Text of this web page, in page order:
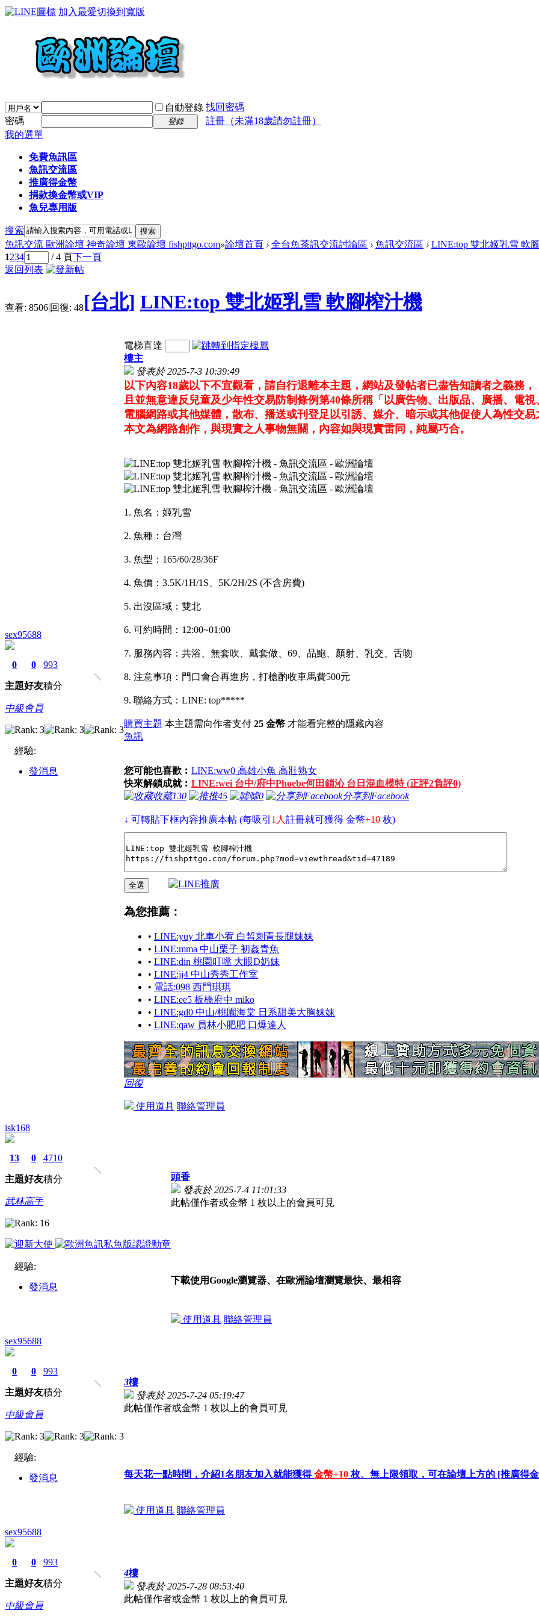
加入最愛切換到寬版
自動登錄 找回密碼
密碼
登錄
註冊（未滿18歲請勿註冊）
我的選單
免費魚訊區
魚訊交流區
推廣得金幣
捐款換金幣或VIP
魚兒專用版
搜索 搜索
魚訊交流 歐洲論壇 神奇論壇 東歐論壇 fishpttgo.com»論壇首頁 › 全台魚茶訊交流討論區 › 魚訊交流區 › LINE:top 雙北姬乳雪 軟
1234 / 4 頁下一頁
返回列表
查看: 8506|回復: 48[台北] LINE:top 雙北姬乳雪 軟腳榨汁機
sex95688
0
主題
0
好友
993
積分
中級會員
經驗:
發消息
電梯直達
樓主
發表於 2025-7-3 10:39:49
以下內容18歲以下不宜觀看，請自行退離本主題，網站及發帖者已盡告知讀者之義務，
且並無意違反兒童及少年性交易防制條例第40條所稱「以廣告物、出版品、廣播、電
電腦網路或其他媒體，散布、播送或刊登足以引誘、媒介、暗示或其他促使人為性交
本文為網路創作，與現實之人事物無關，內容如與現實雷同，純屬巧合。
1. 魚名：姬乳雪
2. 魚種：台灣
3. 魚型：165/60/28/36F
4. 魚價：3.5K/1H/1S、5K/2H/2S (不含房費)
5. 出沒區域：雙北
6. 可約時間：12:00~01:00
7. 服務內容：共浴、無套吹、戴套做、69、品鮑、顏射、乳交、舌吻
8. 注意事項：門口會合再進房，打槍酌收車馬費500元
9. 聯絡方式：LINE: top*****
購買主題 本主題需向作者支付 25 金幣 才能看完整的隱藏內容
魚訊
您可能也喜歡︰ LINE:ww0 高雄小魚 高壯熟女
快來解鎖成就︰ LINE:wei 台中/府中Phoebe何田鎖沁 台日混血模特 (正評2負評0)
收藏130 推45 噓0 分享到Facebook
↓ 可轉貼下框內容推廣本帖 (每吸引 1人 註冊就可獲得 金幣+10 枚)
為您推薦：
• LINE:yuy 北車小宥 白皙刺青長腿妹妹
• LINE:mma 中山栗子 初姦青魚
• LINE:din 桃園叮噹 大眼D奶妹
• LINE:jj4 中山秀秀工作室
• 電話:098 西門琪琪
• LINE:ee5 板橋府中 miko
• LINE:gd0 中山/桃園海棠 日系甜美大胸妹妹
• LINE:qaw 員林小肥肥 口爆達人
回復
使用道具 聯絡管理員
isk168
13
主題
0
好友
4710
積分
武林高手
經驗:
發消息
頭香
發表於 2025-7-4 11:01:33
此帖僅作者或金幣 1 枚以上的會員可見
下載使用Google瀏覽器、在歐洲論壇瀏覽最快、最相容
使用道具 聯絡管理員
sex95688
0
主題
0
好友
993
積分
中級會員
經驗:
發消息
3樓
發表於 2025-7-24 05:19:47
此帖僅作者或金幣 1 枚以上的會員可見
每天花一點時間，介紹1名朋友加入就能獲得金幣+10 枚、無上限領取，可在論壇上方的 [推廣得
使用道具 聯絡管理員
sex95688
0
主題
0
好友
993
積分
中級會員
4樓
發表於 2025-7-28 08:53:40
此帖僅作者或金幣 1 枚以上的會員可見